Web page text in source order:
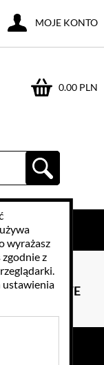
0.00 PLN
MOJE KONTO
I NAUKOWE
wyrażasz
z
ustawienia